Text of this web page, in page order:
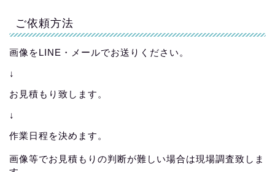
ご依頼方法
画像をLINE・メールでお送りください。
↓
お見積もり致します。
↓
作業日程を決めます。
画像等でお見積もりの判断が難しい場合は現場調査致しま